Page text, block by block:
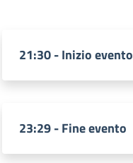
21:30 - Inizio evento
23:29 - Fine evento